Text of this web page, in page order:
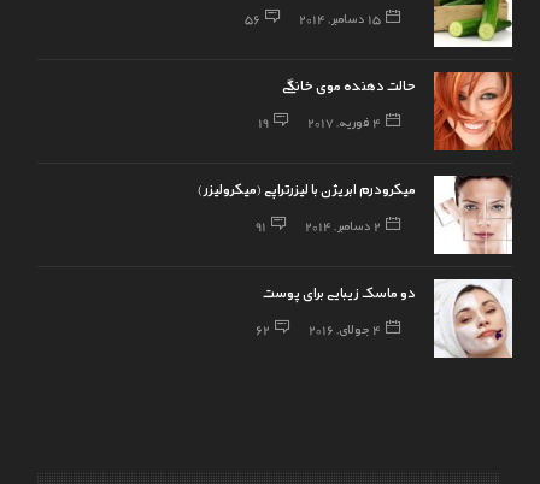
15 دسامبر, 2014 56
حالت دهنده موی خانگی
4 فوریه, 2017 19
میکرودرم ابریژن با لیزرتراپی (میکرولیزر)
2 دسامبر, 2014 91
دو ماسک زیبایی برای پوست
4 جولای, 2016 62